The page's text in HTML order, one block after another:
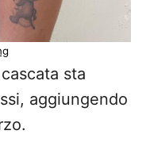
sta
aggiungendo